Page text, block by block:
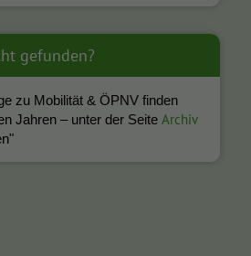
gefunden?
zu Mobilität & ÖPNV finden
Jahren – unter der SeiteArchiv